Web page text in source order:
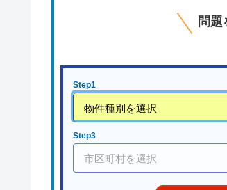
問題
Step1
Step3